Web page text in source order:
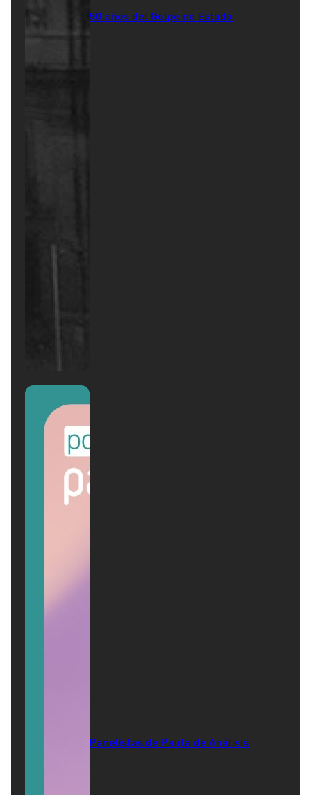
50 años del Golpe de Estado
Panelistas de Pauta de Análisis